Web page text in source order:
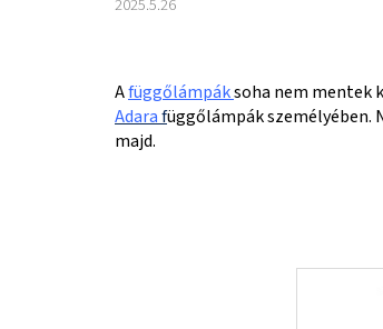
2025.5.26
Afüggőlámpáksoha nem mentek
Adarafüggőlámpák
majd.